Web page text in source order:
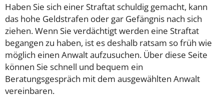
Haben Sie sich einer Straftat schuldig gemacht, kann
das hohe Geldstrafen oder gar Gefängnis nach sich
ziehen. Wenn Sie verdächtigt werden eine Straftat
begangen zu haben, ist es deshalb ratsam so früh wie
möglich einen Anwalt aufzusuchen. Über diese Seite
können Sie schnell und bequem ein
Beratungsgespräch mit dem ausgewählten Anwalt
vereinbaren.